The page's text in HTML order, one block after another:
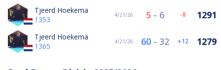
Tjeerd Hoekema
1353
4/21/26 5 - 6 -8 1291
Tjeerd Hoekema
1365
4/21/26 60 - 32 12 1279